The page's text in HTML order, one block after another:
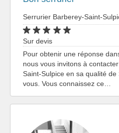
Serrurier Barberey-Saint-
Sur devis
Pour obtenir une réponse
nous vous invitons à
Saint-Sulpice en sa qualité
vous. Vous connaissez ce…